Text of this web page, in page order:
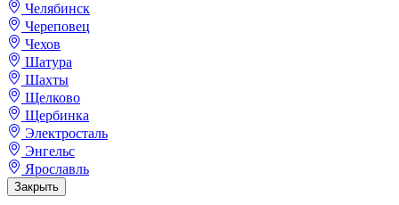
Челябинск
Череповец
Чехов
Шатура
Шахты
Щелково
Щербинка
Электросталь
Энгельс
Ярославль
Закрыть